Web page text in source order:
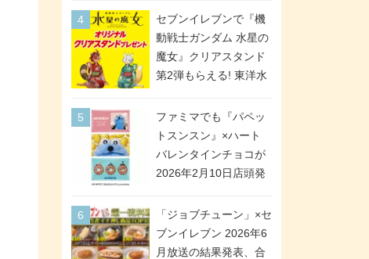
スタート。セブン、フ
ァミマ、ローソンの3社
で異なるデザイン＆対
象商品
セブンイレブンで『機
動戦士ガンダム 水星の
魔女』クリアスタンド
第2弾もらえる! 東洋水
ペーンが2026年5月26
日スタート。浴衣＆た
ぬき・キツネ姿のスレ
ッタ / ミオリネ / グエ
号・5号) / シャディク
が全6種のクリアスタン
ドになって登場!
ファミマでも『パペッ
トスンスン』×ハート
バレンタインチョコが
2026年2月10日店頭発
チョコ」「チョコ缶」
「ツインギフト」が登
場
「ジョブチューン」×セ
ブンイレブン 2026年6
月放送の結果発表、合